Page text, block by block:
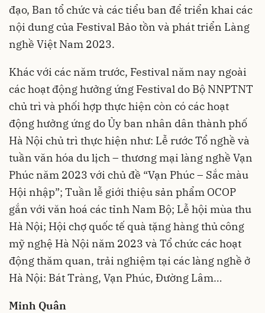
đạo, Ban tổ chức và các tiểu ban để triển khai các
nội dung của Festival Bảo tồn và phát triển Làng
nghề Việt Nam 2023.
Khác với các năm trước, Festival năm nay ngoài
các hoạt động hưởng ứng Festival do Bộ NNPTNT
chủ trì và phối hợp thực hiện còn có các hoạt
động hưởng ứng do Ủy ban nhân dân thành phố
Hà Nội chủ trì thực hiện như: Lễ rước Tổ nghề và
tuần văn hóa du lịch – thương mại làng nghề Vạn
Phúc năm 2023 với chủ đề “Vạn Phúc – Sắc màu
Hội nhập”; Tuần lễ giới thiệu sản phẩm OCOP
gắn với văn hoá các tỉnh Nam Bộ; Lễ hội mùa thu
Hà Nội; Hội chợ quốc tế quà tặng hàng thủ công
mỹ nghệ Hà Nội năm 2023 và Tổ chức các hoạt
động thăm quan, trải nghiệm tại các làng nghề ở
Hà Nội: Bát Tràng, Vạn Phúc, Đường Lâm…
Minh Quân